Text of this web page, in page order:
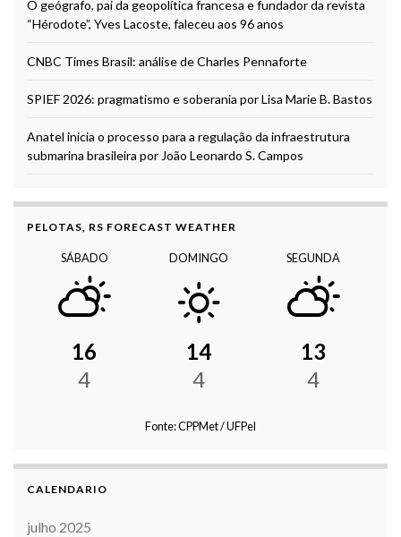
O geógrafo, pai da geopolítica francesa e fundador da revista
“Hérodote”, Yves Lacoste, faleceu aos 96 anos
CNBC Times Brasil: análise de Charles Pennaforte
SPIEF 2026: pragmatismo e soberania por Lisa Marie B. Bastos
Anatel inicia o processo para a regulação da infraestrutura
submarina brasileira por João Leonardo S. Campos
PELOTAS, RS FORECAST WEATHER
SÁBADO
16
4
DOMINGO
14
4
SEGUNDA
13
4
Fonte: CPPMet / UFPel
CALENDARIO
julho 2025